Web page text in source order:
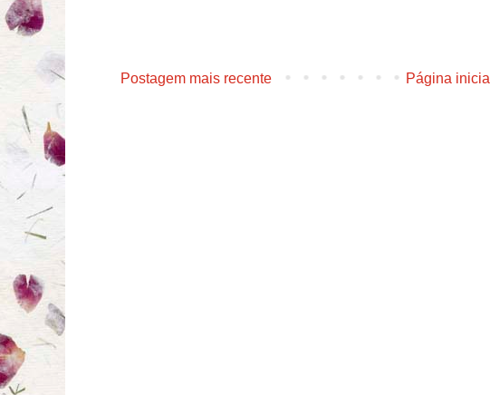
Postagem mais recente Página inicial